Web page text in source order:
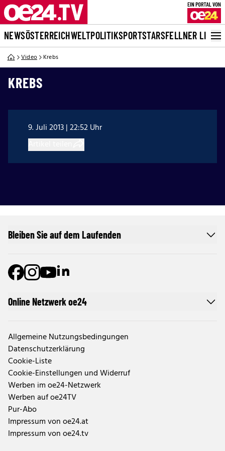
NEWSÖSTERREICHWELTPOLITIKSPORTSTARSFELLNER LIVE
Video Krebs
KREBS
9. Juli 2013 | 22:52 Uhr
Online Netzwerk oe24
Allgemeine Nutzungsbedingungen
Datenschutzerklärung
Cookie-Liste
Cookie-Einstellungen und Widerruf
Werben im oe24-Netzwerk
Werben auf oe24TV
Pur-Abo
Impressum von oe24.at
Impressum von oe24.tv
Bleiben Sie auf dem Laufenden